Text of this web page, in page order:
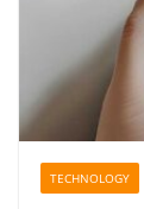
TECHNOLOGY